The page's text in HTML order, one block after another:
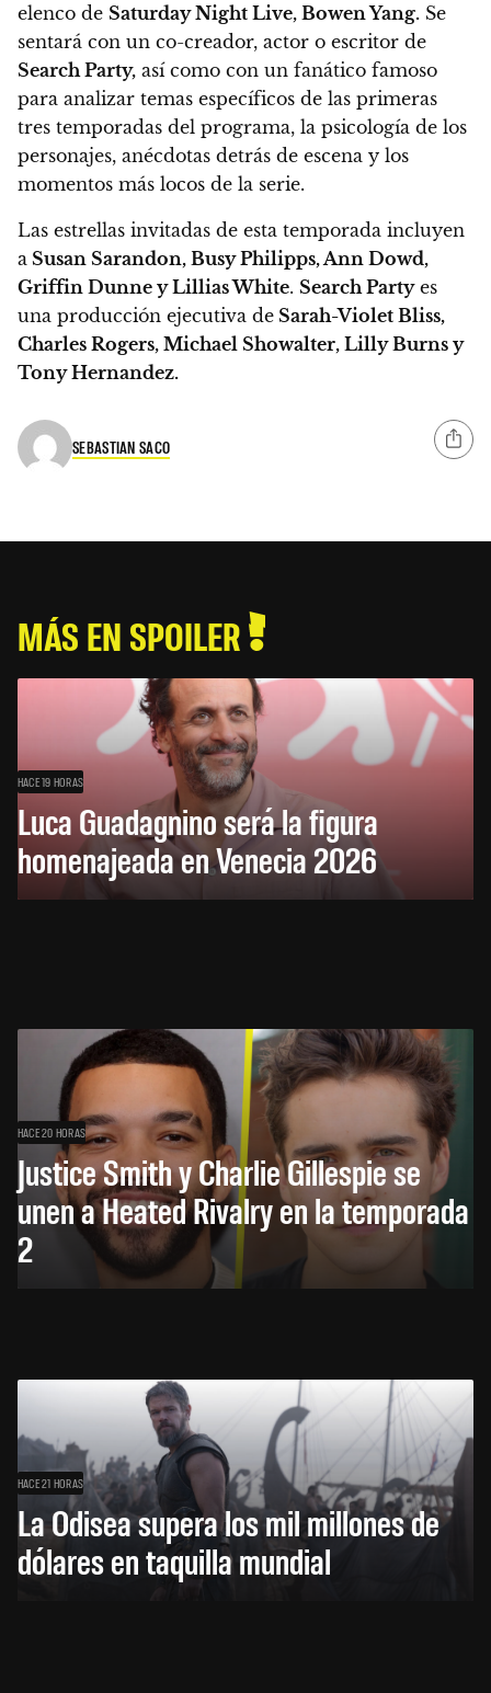
elenco de Saturday Night Live, Bowen Yang. Se
sentará con un co-creador, actor o escritor de
Search Party, así como con un fanático famoso
para analizar temas específicos de las primeras
tres temporadas del programa, la psicología de los
personajes, anécdotas detrás de escena y los
momentos más locos de la serie.
Las estrellas invitadas de esta temporada incluyen
a Susan Sarandon, Busy Philipps, Ann Dowd,
Griffin Dunne y Lillias White. Search Partyes
una producción ejecutiva de Sarah-Violet Bliss,
Charles Rogers, Michael Showalter, Lilly Burns y
Tony Hernandez.
SEBASTIAN SACO
MÁS EN SPOILER
HACE 19 HORAS
Luca Guadagnino será la figura
homenajeada en Venecia 2026
HACE 20 HORAS
Justice Smith y Charlie Gillespie se
unen a Heated Rivalry en la temporada
2
HACE 21 HORAS
La Odisea supera los mil millones de
dólares en taquilla mundial